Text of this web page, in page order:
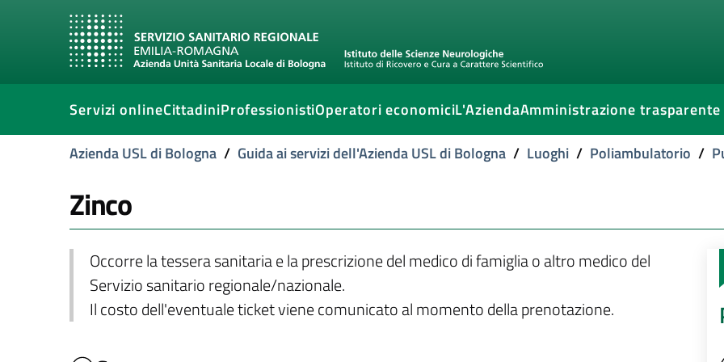
Servizi onlineCittadiniProfessionistiOperatori economiciL'AziendaAmministrazione trasparente
Azienda USL di Bologna / Guida ai servizi dell'Azienda USL di Bologna / Luoghi / Poliambulatorio /
Zinco
Occorre la tessera sanitaria e la prescrizione del medico di famiglia o altro medico del
Servizio sanitario regionale/nazionale.
Il costo dell'eventuale ticket viene comunicato al momento della prenotazione.